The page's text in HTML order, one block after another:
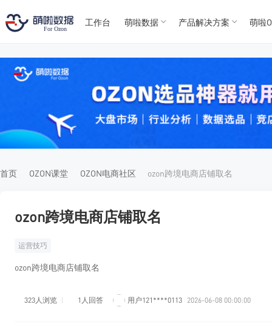
For
For
工作台 萌啦数据 产品解决方案 萌啦
首页 OZON课堂 OZON电商社区 ozon跨境电商店铺取名
ozon跨境电商店铺取名
运营技巧
ozon跨境电商店铺取名
323人浏览 1人回答 用户121****0113 2026-06-08 00:00:00